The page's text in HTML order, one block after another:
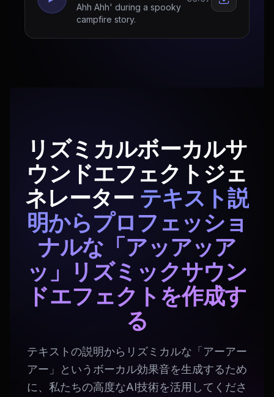
Ahh Ahh' during a spooky
campfire story.
リズミカルボーカルサ
ウンドエフェクトジェ
ネレーター テキスト説
明からプロフェッショ
ナルな「アッアッア
ッ」リズミックサウン
ドエフェクトを作成す
る
テキストの説明からリズミカルな「アーアー
アー」というボーカル効果音を生成するため
に、私たちの高度なAI技術を活用してくださ